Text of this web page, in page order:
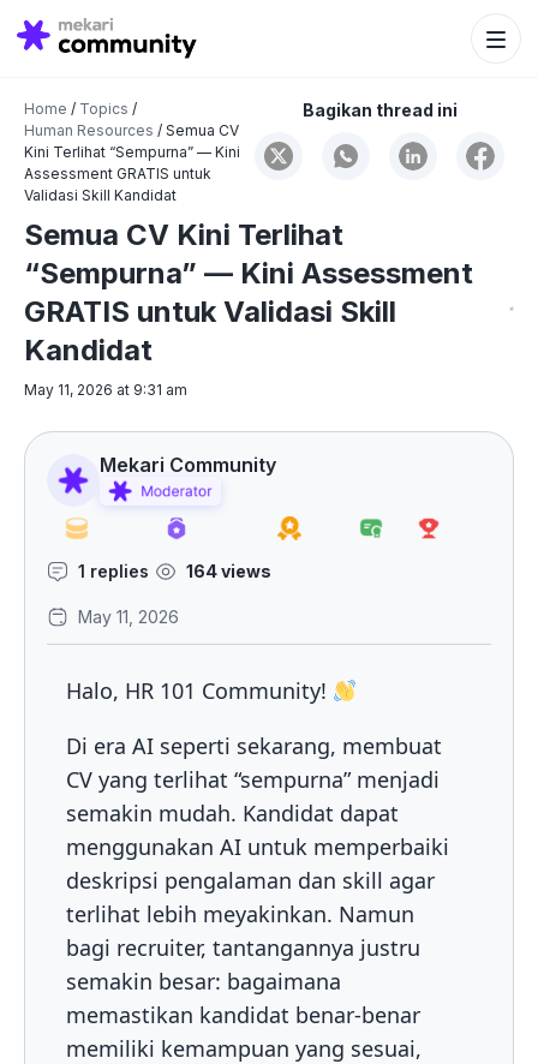
Search
for:
Search
Home / Topics /
Human Resources / Semua CV
Kini Terlihat “Sempurna” — Kini
Assessment GRATIS untuk
Validasi Skill Kandidat
Bagikan thread ini
Semua CV Kini Terlihat
“Sempurna” — Kini Assessment
GRATIS untuk Validasi Skill
Kandidat
May 11, 2026 at 9:31 am
Mekari Community
1 replies 164 views
May 11, 2026
Halo, HR 101 Community!
Di era AI seperti sekarang, membuat
CV yang terlihat “sempurna” menjadi
semakin mudah. Kandidat dapat
menggunakan AI untuk memperbaiki
deskripsi pengalaman dan skill agar
terlihat lebih meyakinkan. Namun
bagi recruiter, tantangannya justru
semakin besar: bagaimana
memastikan kandidat benar-benar
memiliki kemampuan yang sesuai,